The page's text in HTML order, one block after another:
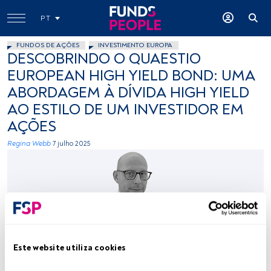
Este website utiliza cookies
PT
FUNDOS DE AÇÕES INVESTIMENTO EUROPA
DESCOBRINDO O QUAESTIO
EUROPEAN HIGH YIELD BOND: UMA
ABORDAGEM À DÍVIDA HIGH YIELD
AO ESTILO DE UM INVESTIDOR EM
AÇÕES
Regina Webb 7 julho 2025
Federico Valesi. Créditos: Cedida (Quaestio)